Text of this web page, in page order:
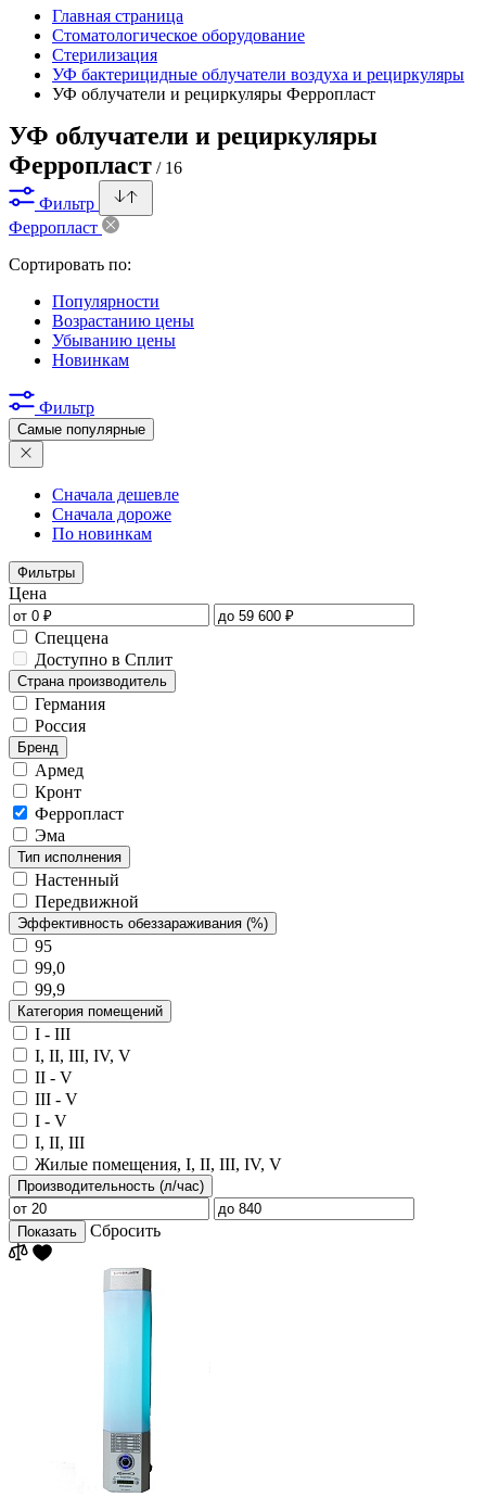
Главная страница
Стоматологическое оборудование
Стерилизация
УФ бактерицидные облучатели воздуха и рециркуляры
УФ облучатели и рециркуляры Ферропласт
УФ облучатели и рециркуляры
Ферропласт / 16
Фильтр
Ферропласт
Сортировать по:
Популярности
Возрастанию цены
Убыванию цены
Новинкам
Фильтр
Самые популярные
Сначала дешевле
Сначала дороже
По новинкам
Фильтры
Цена
Спеццена
Доступно в Сплит
Страна производитель
Германия
Россия
Бренд
Армед
Кронт
Ферропласт
Эма
Тип исполнения
Настенный
Передвижной
Эффективность обеззараживания (%)
95
99,0
99,9
Категория помещений
I - III
I, II, III, IV, V
II - V
III - V
I - V
I, II, III
Жилые помещения, I, II, III, IV, V
Производительность (л/час)
Показать Сбросить